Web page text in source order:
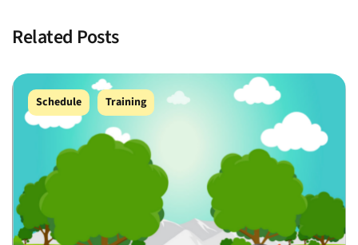
Related Posts
Schedule Training